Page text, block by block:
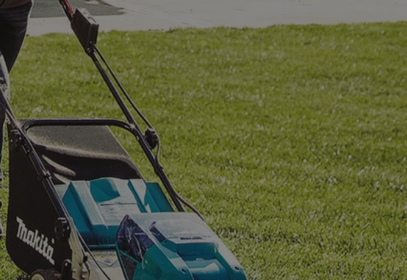
cookie przechowuje identyfikator sesji.
cookie jest używany przez usługę Cookie-
do zapamiętywania preferencji
zgody użytkownika na pliki cookie.
konieczne, aby baner cookie Cookie-
działał poprawnie.
cookie służy do rozróżniania ludzi i
Jest to korzystne dla strony internetowej,
umożliwia tworzenie ważnych raportów
korzystania z jej witryny internetowej.
cookie przechowuje informacje o zgodzie
oraz jego preferencjach dotyczących
podczas korzystania z witryny.
wybory dotyczące polityki prywatności
zgody, zapewniając ich przestrzeganie
wizytach. Dzięki temu użytkownik nie
konfigurować swoich preferencji,
wygodę i zgodność z regulacjami
danych.
który klaster serwerów obsługuje
Jest to używane w kontekście
obciążenia w celu optymalizacji
użytkownika.